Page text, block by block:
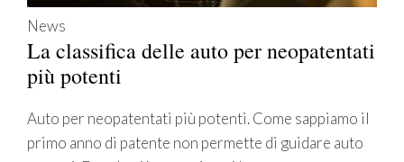
News
La classifica delle auto per neopatentati
più potenti
Auto per neopatentati più potenti. Come sappiamo il
primo anno di patente non permette di guidare auto